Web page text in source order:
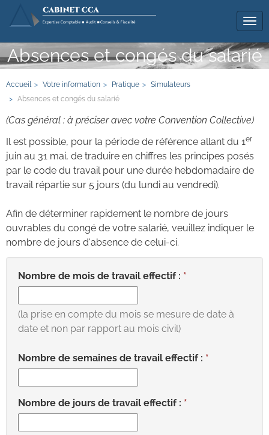
Absences et congés du salarié
Accueil Votre information Pratique
Simulateurs
Absences et congés du salarié
(Cas général : à préciser avec votre Convention Collective)
Il est possible, pour la période de référence allant du 1er
juin au 31 mai, de traduire en chiffres les principes posés
par le code du travail pour une durée hebdomadaire de
travail répartie sur 5 jours (du lundi au vendredi).
Afin de déterminer rapidement le nombre de jours
ouvrables du congé de votre salarié, veuillez indiquer le
nombre de jours d'absence de celui-ci.
Nombre de mois de travail effectif :
(la prise en compte du mois se mesure de date à
date et non par rapport au mois civil)
Nombre de semaines de travail effectif :
Nombre de jours de travail effectif :